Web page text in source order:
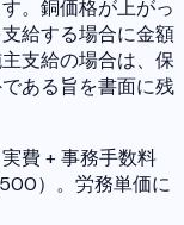
。銅価格が上がっ
給する場合に金額
支給の場合は、保
ある旨を書面に残
費 + 事務手数料
）。労務単価に